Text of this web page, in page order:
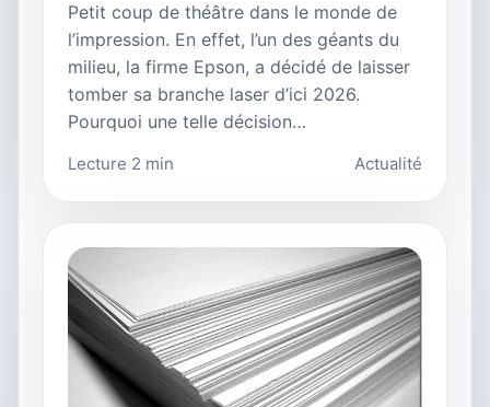
Petit coup de théâtre dans le monde de
l’impression. En effet, l’un des géants du
milieu, la firme Epson, a décidé de laisser
tomber sa branche laser d’ici 2026.
Pourquoi une telle décision…
Lecture 2 min Actualité